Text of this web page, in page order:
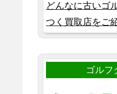
どんなに古いゴ
つく買取店をご
ゴルフ